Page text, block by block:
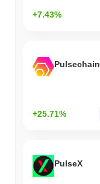
+7.43%
+25.71%
PulseX